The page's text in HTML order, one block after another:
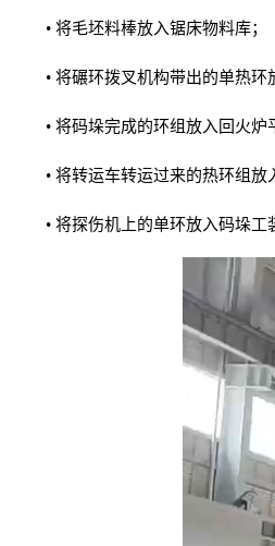
• 将毛坯料棒放入锯床物料库；
• 将碾环拨叉机构带出的单热
• 将码垛完成的环组放入回火
• 将转运车转运过来的热环组放
• 将探伤机上的单环放入码垛工